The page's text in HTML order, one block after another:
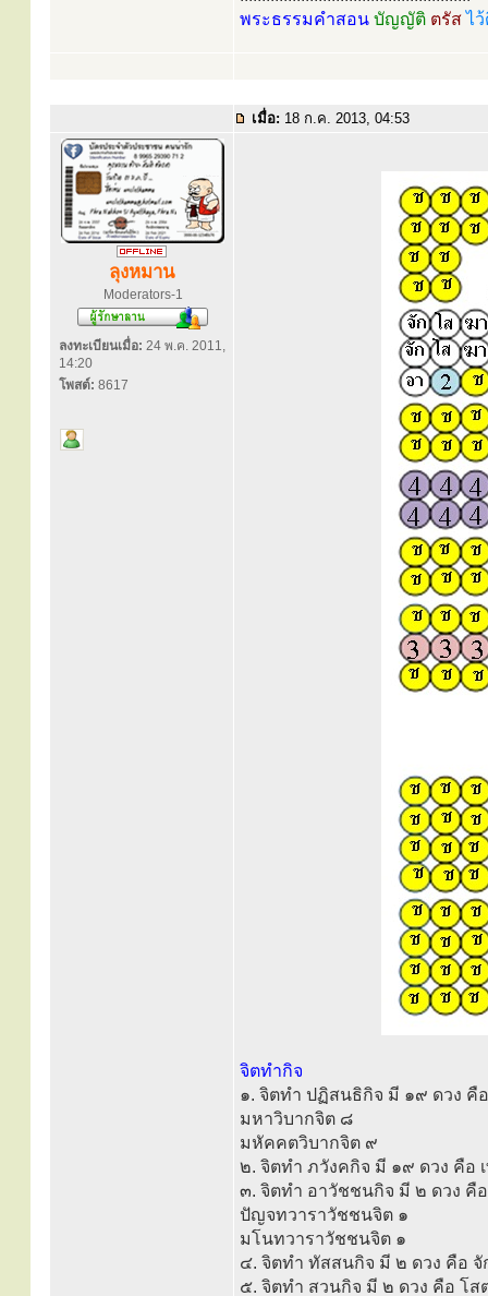
พระธรรมคำสอน บัญญัติ ตรัสไ
เมื่อ: 18 ก.ค. 2013, 04:53
ลุงหมาน
Moderators-1
ลงทะเบียนเมื่อ: 24 พ.ค. 2011,
14:20
โพสต์: 8617
จิตทำกิจ
๑. จิตทำ ปฏิสนธิกิจ มี ๑๙ ดวง คื
มหาวิบากจิต ๘
มหัคคตวิบากจิต ๙
๒. จิตทำ ภวังคกิจ มี ๑๙ ดวง คือ
๓. จิตทำ อาวัชชนกิจ มี ๒ ดวง คือ
ปัญจทวาราวัชชนจิต ๑
มโนทวาราวัชชนจิต ๑
๔. จิตทำ ทัสสนกิจ มี ๒ ดวง คือ
๕. จิตทำ สวนกิจ มี ๒ ดวง คือ โ